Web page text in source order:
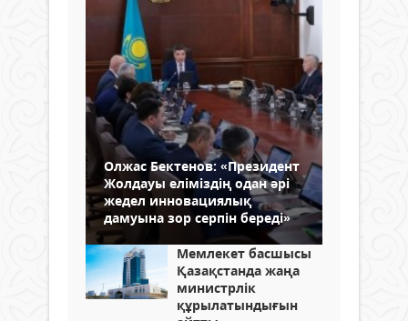
Олжас Бектенов: «Президент
Жолдауы еліміздің одан әрі
жедел инновациялық
дамуына зор серпін береді»
Мемлекет басшысы
Қазақстанда жаңа
министрлік
құрылатындығын